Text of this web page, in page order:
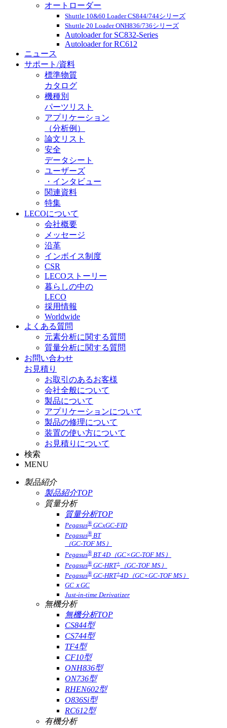
オートローダー
Shuttle 10&60 Loader CS844/744シリーズ
Shuttle 20 Loader ONH836/736シリーズ
Autoloader for SC832-Series
Autoloader for RC612
ニュース
サポート/資料
標準物質
カタログ
機種別
パーツリスト
アプリケーション
（分析例）
論文リスト
安全
データシート
ユーザーズ
・インタビュー
関連資料
特集
LECOについて
会社概要
メッセージ
沿革
インボイス制度
CSR
LECOストーリー
暮らしの中の
LECO
採用情報
Worldwide
よくある質問
元素分析に関する質問
質量分析に関する質問
お問い合わせ
お見積り
お取引のあるお客様
会社全般について
製品について
アプリケーションについて
製品の修理について
装置の使い方について
お見積りについて
検索
MENU
製品紹介
製品紹介TOP
質量分析
質量分析TOP
Pegasus® GCxGC-FID
Pegasus® BT
（GC-TOF MS）
Pegasus® BT 4D（GC×GC-TOF MS）
Pegasus® GC-HRT+
（GC-TOF MS）
Pegasus® GC-HRT+4D（GC×GC-TOF MS）
GCｘGC
Just-in-time Derivatizer
無機分析
無機分析TOP
CS844型
CS744型
TF4型
CF10型
ONH836型
ON736型
RHEN602型
O836Si型
RC612型
有機分析